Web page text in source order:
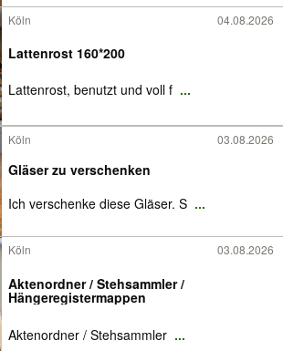
Köln 04.08.2026
Lattenrost 160*200
Lattenrost, benutzt und voll f ...
Köln 03.08.2026
Gläser zu verschenken
Ich verschenke diese Gläser. S ...
Köln 03.08.2026
Aktenordner / Stehsammler /
Hängeregistermappen
Aktenordner / Stehsammler ...